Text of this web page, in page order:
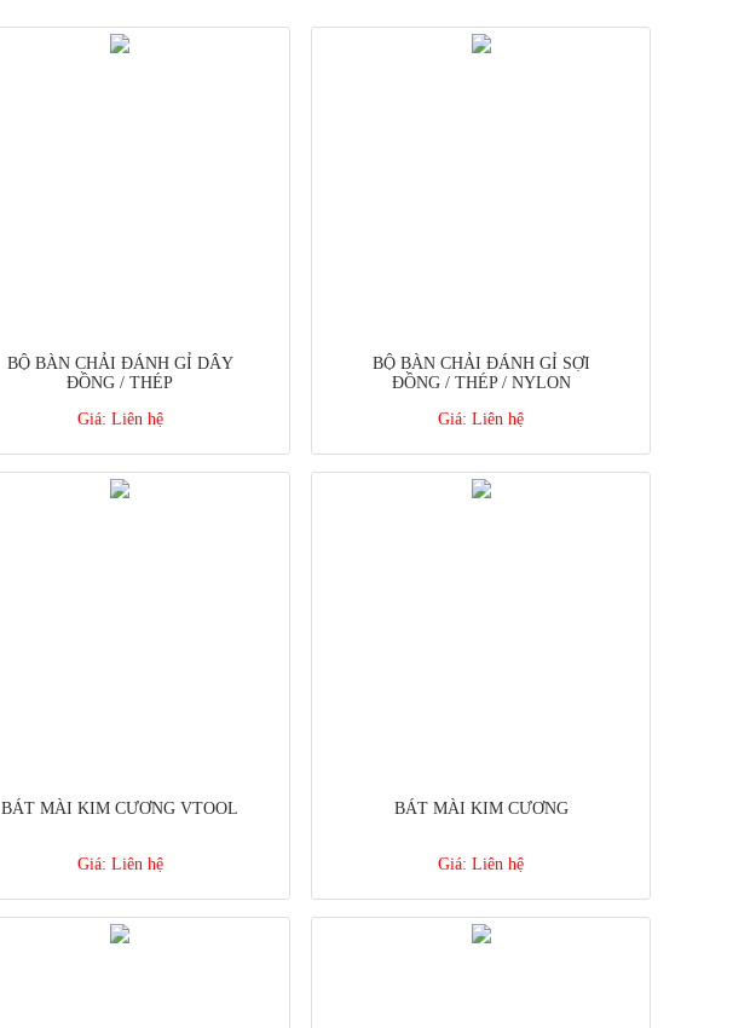
BỘ BÀN CHẢI ĐÁNH GỈ DÂY
ĐỒNG / THÉP
Giá: Liên hệ
BỘ BÀN CHẢI ĐÁNH GỈ SỢI
ĐỒNG / THÉP / NYLON
Giá: Liên hệ
BÁT MÀI KIM CƯƠNG VTOOL
Giá: Liên hệ
BÁT MÀI KIM CƯƠNG
Giá: Liên hệ